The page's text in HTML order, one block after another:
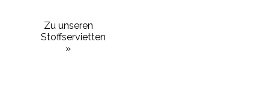
Zu unseren
Stoffservietten
»